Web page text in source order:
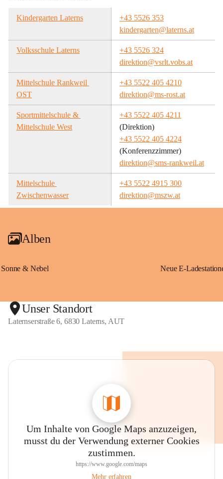
Kindergarten Laterns
+43 5526 353
kindergarten@laterns.at
Volksschule Laterns
+43 5526 324
direktion@vsrlt.vobs.at
Mittelschule Rankweil
OST
+43 5522 405 4210
direktion@ms-rost.at
Sportmittelschule &
Mittelschule West
+43 5522 405 4211
(Direktion)
+43 5522 405 4224
(Konferenzzimmer)
direktion@sms-rankweil.at
Mittelschule
Zwischenwasser
+43 5522 4915 300
direktion@mszw.at
Alben
Sonne & Nebel
Unser Standort
Laternserstraße 6, 6830 Laterns, AUT
Um Inhalte von Google Maps anzuzeigen,
musst du der Verwendung externer Cookies
zustimmen.
https://www.google.com/maps
Mehr erfahren